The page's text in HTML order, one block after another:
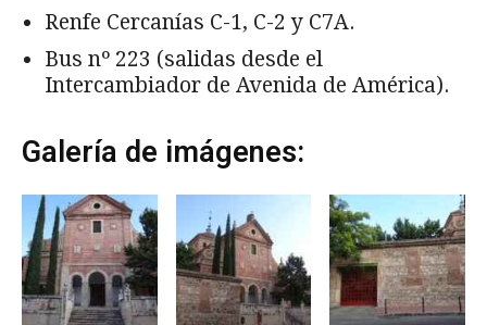
Renfe Cercanías C-1, C-2 y C7A.
Bus nº 223 (salidas desde el
Intercambiador de Avenida de América).
Galería de imágenes: